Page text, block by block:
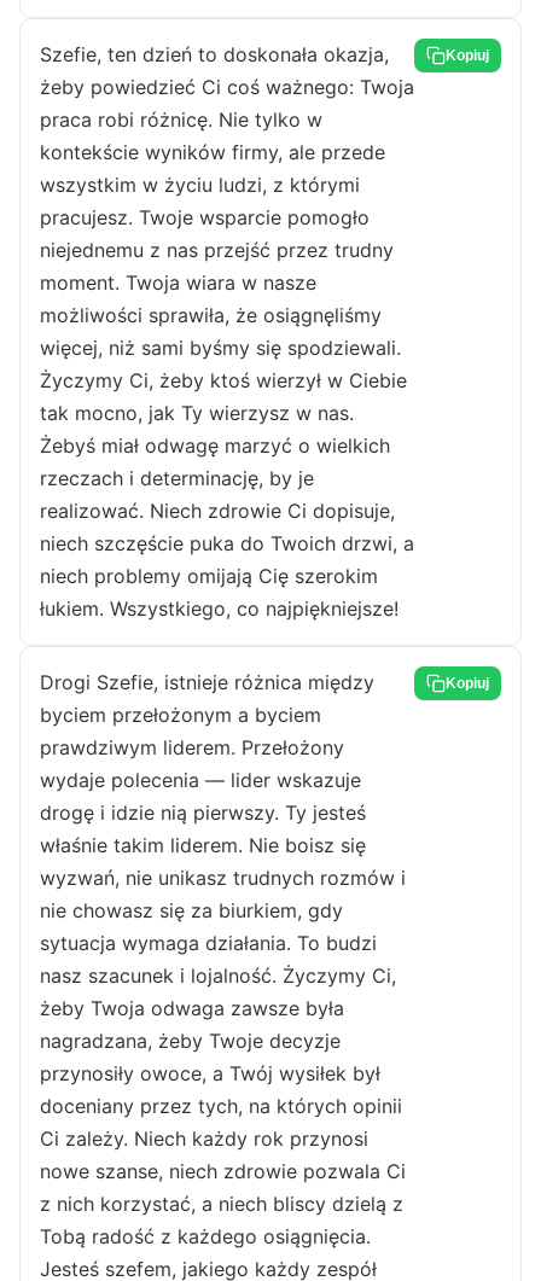
Szefie, ten dzień to doskonała okazja,
żeby powiedzieć Ci coś ważnego: Twoja
praca robi różnicę. Nie tylko w
kontekście wyników firmy, ale przede
wszystkim w życiu ludzi, z którymi
pracujesz. Twoje wsparcie pomogło
niejednemu z nas przejść przez trudny
moment. Twoja wiara w nasze
możliwości sprawiła, że osiągnęliśmy
więcej, niż sami byśmy się spodziewali.
Życzymy Ci, żeby ktoś wierzył w Ciebie
tak mocno, jak Ty wierzysz w nas.
Żebyś miał odwagę marzyć o wielkich
rzeczach i determinację, by je
realizować. Niech zdrowie Ci dopisuje,
niech szczęście puka do Twoich drzwi, a
niech problemy omijają Cię szerokim
łukiem. Wszystkiego, co najpiękniejsze!
Kopiuj
Drogi Szefie, istnieje różnica między
byciem przełożonym a byciem
prawdziwym liderem. Przełożony
wydaje polecenia — lider wskazuje
drogę i idzie nią pierwszy. Ty jesteś
właśnie takim liderem. Nie boisz się
wyzwań, nie unikasz trudnych rozmów i
nie chowasz się za biurkiem, gdy
sytuacja wymaga działania. To budzi
nasz szacunek i lojalność. Życzymy Ci,
żeby Twoja odwaga zawsze była
nagradzana, żeby Twoje decyzje
przynosiły owoce, a Twój wysiłek był
doceniany przez tych, na których opinii
Ci zależy. Niech każdy rok przynosi
nowe szanse, niech zdrowie pozwala Ci
z nich korzystać, a niech bliscy dzielą z
Tobą radość z każdego osiągnięcia.
Jesteś szefem, jakiego każdy zespół
Kopiuj